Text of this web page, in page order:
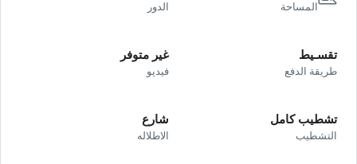
المساحة الدور
تقسـيط
طريقة الدفع
غير متوفر
فيديو
تشطيب كامل
التشطيب
شارع
الاطلاله